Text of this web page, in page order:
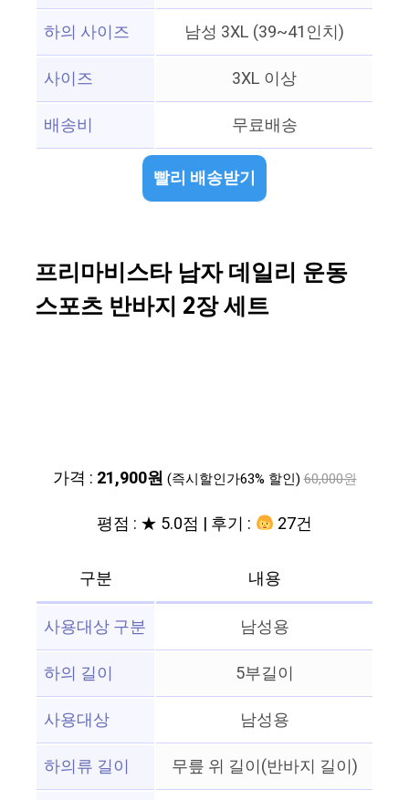
하의 사이즈
남성 3XL (39~41인치)
사이즈
3XL 이상
배송비
무료배송
빨리 배송받기
프리마비스타 남자 데일리 운동
스포츠 반바지 2장 세트
가격 : 21,900원 (즉시할인가63% 할인) 60,000원
평점 : ★ 5.0점 | 후기 : 27건
구분
내용
사용대상 구분
남성용
하의 길이
5부길이
사용대상
남성용
하의류 길이
무릎 위 길이(반바지 길이)